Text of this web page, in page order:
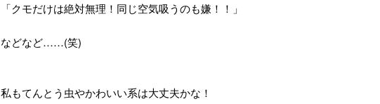
「クモだけは絶対無理！同じ空気吸うのも嫌！！」
などなど……(笑)
私もてんとう虫やかわいい系は大丈夫かな！